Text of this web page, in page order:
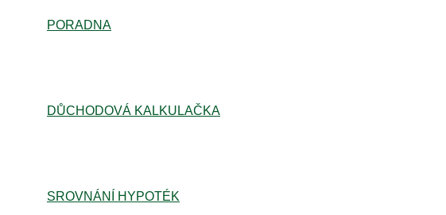
PORADNA
DŮCHODOVÁ KALKULAČKA
SROVNÁNÍ HYPOTÉK